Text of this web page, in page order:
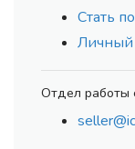
Стать
Личный
Отдел работы